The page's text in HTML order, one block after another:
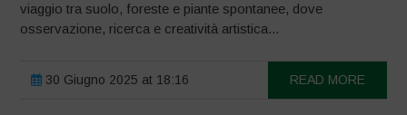
viaggio tra suolo, foreste e piante spontanee, dove
osservazione, ricerca e creatività artistica...
30 Giugno 2025 at 18:16 READ MORE